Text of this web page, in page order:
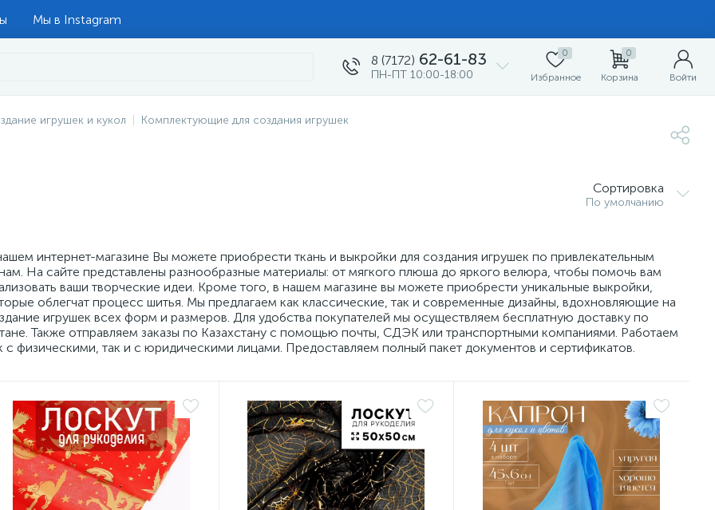
Мы в Instagram
8 (7172) 62-61-83
ПН-ПТ 10:00-18:00
0
Избранное
0
Корзина Войти
игрушек и кукол Комплектующие для создания игрушек
Сортировка
По умолчанию
интернет-магазине Вы можете приобрести ткань и выкройки для создания игрушек по привлекательным
На сайте представлены разнообразные материалы: от мягкого плюша до яркого велюра, чтобы помочь вам
ваши творческие идеи. Кроме того, в нашем магазине вы можете приобрести уникальные выкройки,
облегчат процесс шитья. Мы предлагаем как классические, так и современные дизайны, вдохновляющие на
игрушек всех форм и размеров. Для удобства покупателей мы осуществляем бесплатную доставку по
Также отправляем заказы по Казахстану с помощью почты, СДЭК или транспортными компаниями. Работаем
с физическими, так и с юридическими лицами. Предоставляем полный пакет документов и сертификатов.